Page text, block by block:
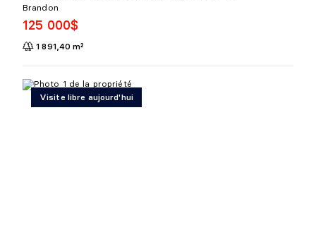
Brandon
125 000$
1 891,40 m²
Visite libre aujourd'hui